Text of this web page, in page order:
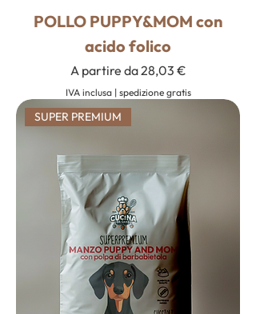
POLLO PUPPY&MOM con
acido folico
A partire da28,03 €
Prezzo scontato
IVA inclusa| spedizione gratis
SUPER PREMIUM